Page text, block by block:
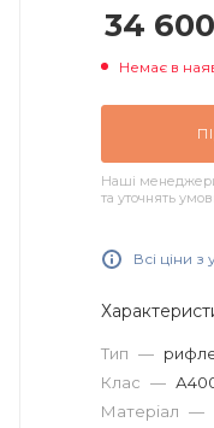
34 600
Немає в
Наші
та уточнять
Всі ціни
Тип —
Клас —
Матеріал —